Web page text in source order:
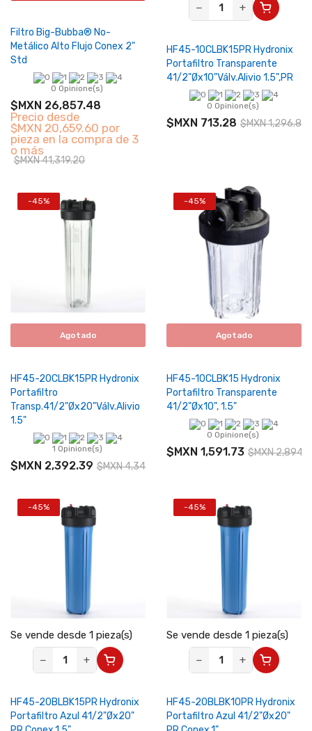
Filtro Big-Bubba® No-
Metálico Alto Flujo Conex 2"
Std
0 Opinione(s)
$MXN 26,857.48
Precio desde
$MXN 20,659.60 por
pieza en la compra de 3
o más
$MXN 41,319.20
−
+
HF45-10CLBK15PR Hydronix
Portafiltro Transparente
41/2"Øx10"Válv.Alivio 1.5",PR
0 Opinione(s)
$MXN 713.28 $MXN 1,296.88
-45%
Agotado
HF45-20CLBK15PR Hydronix
Portafiltro
Transp.41/2"Øx20"Válv.Alivio
1.5"
1 Opinione(s)
$MXN 2,392.39 $MXN 4,349.80
-45%
Agotado
HF45-10CLBK15 Hydronix
Portafiltro Transparente
41/2"Øx10", 1.5"
0 Opinione(s)
$MXN 1,591.73 $MXN
-45%
Se vende desde 1 pieza(s)
−
+
HF45-20BLBK15PR Hydronix
Portafiltro Azul 41/2"Øx20"
-45%
Se vende desde 1 pieza(s)
−
+
HF45-20BLBK10PR Hydronix
Portafiltro Azul 41/2"Øx20"